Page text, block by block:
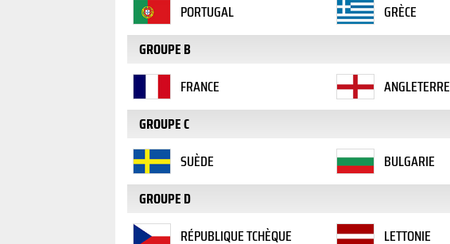
PORTUGAL
GRÈCE
GROUPE B
FRANCE
ANGLETERRE
GROUPE C
SUÈDE
BULGARIE
GROUPE D
RÉPUBLIQUE TCHÈQUE
LETTONIE